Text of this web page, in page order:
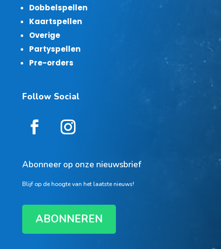
Dobbelspellen
Kaartspellen
Overige
Partyspellen
Pre-orders
Follow Social
Abonneer op onze nieuwsbrief
Blijf op de hoogte van het laatste nieuws!
ABONNEREN